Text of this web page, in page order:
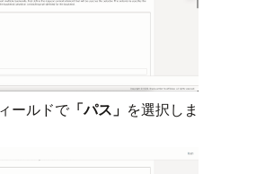
ールドで「パス」 を選択しま